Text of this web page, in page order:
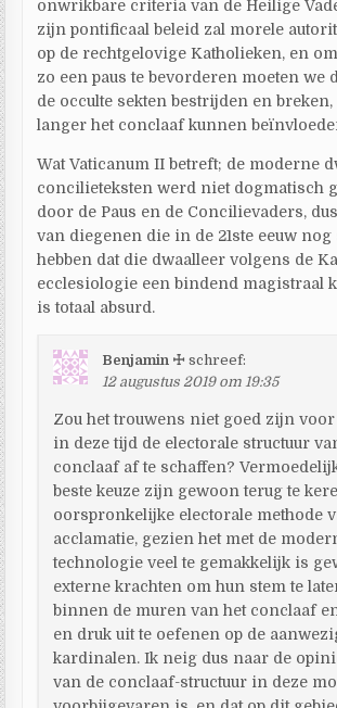
onwrikbare criteria van de Heilige
zijn pontificaal beleid zal morele
op de rechtgelovige Katholieken, en
zo een paus te bevorderen moeten we
de occulte sekten bestrijden en
langer het conclaaf kunnen
Wat Vaticanum II betreft; de moderne
concilieteksten werd niet dogmatisch
door de Paus en de Concilievaders,
van diegenen die in de 21ste eeuw
hebben dat die dwaalleer volgens de
ecclesiologie een bindend magistraal
is totaal absurd.
Benjamin ☩ schreef:
12 augustus 2019 om 19:35
Zou het trouwens niet goed zijn
in deze tijd de electorale structuur
conclaaf af te schaffen?
beste keuze zijn gewoon terug te
oorspronkelijke electorale methode
acclamatie, gezien het met de
technologie veel te gemakkelijk is
externe krachten om hun stem te
binnen de muren van het conclaaf
en druk uit te oefenen op de
kardinalen. Ik neig dus naar de
van de conclaaf-structuur in deze